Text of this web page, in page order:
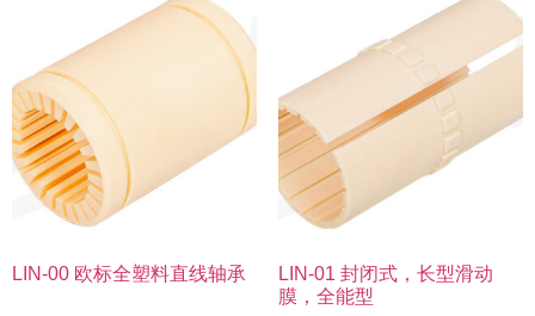
LIN-00 欧标全塑料直线轴承
LIN-01 封闭式，长型滑动
膜，全能型